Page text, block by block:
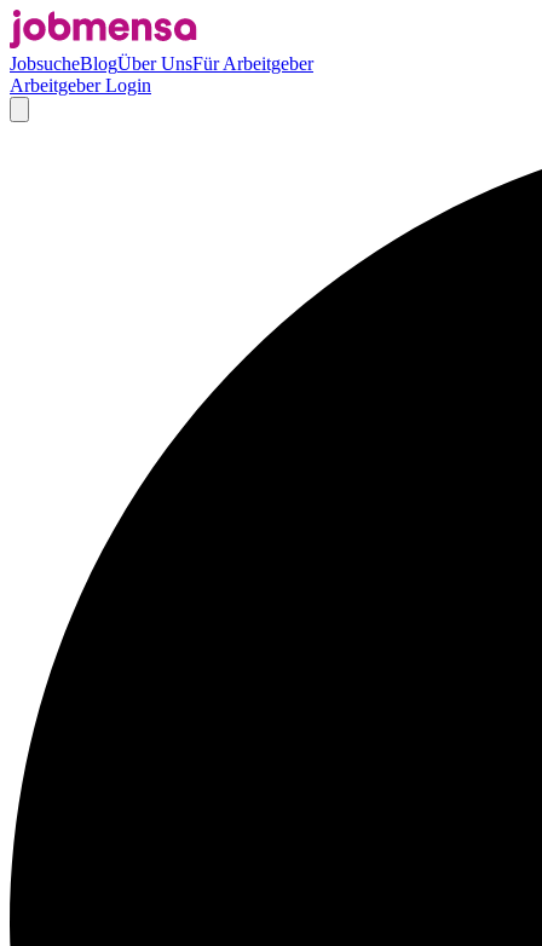
JobsucheBlogÜber UnsFür Arbeitgeber
Arbeitgeber Login